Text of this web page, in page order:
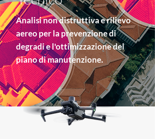
Analisi non distruttiva e rilievo
aereo per la prevenzione di
degradi e l'ottimizzazione del
piano di manutenzione.